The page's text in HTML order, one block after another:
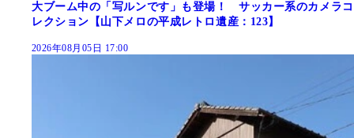
大ブーム中の「写ルンです」も登場！ サッカー系のカメラコ
レクション【山下メロの平成レトロ遺産：123】
2026年08月05日 17:00